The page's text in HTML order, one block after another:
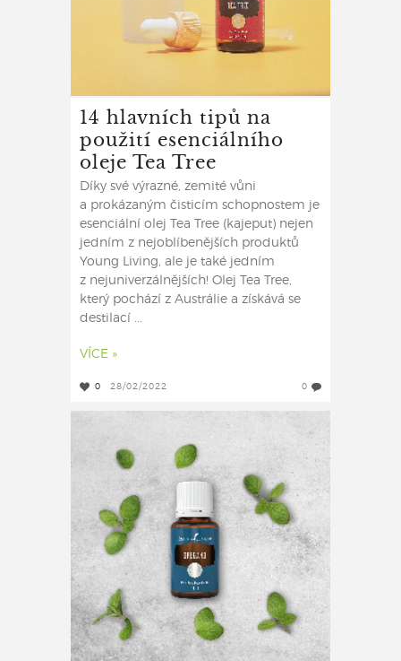
14 hlavních tipů na
použití esenciálního
oleje Tea Tree
Díky své výrazné, zemité vůni
a prokázaným čisticím schopnostem je
esenciální olej Tea Tree (kajeput) nejen
jedním z nejoblíbenějších produktů
Young Living, ale je také jedním
z nejuniverzálnějších! Olej Tea Tree,
který pochází z Austrálie a získává se
destilací ...
VÍCE »
0 28/02/2022 0